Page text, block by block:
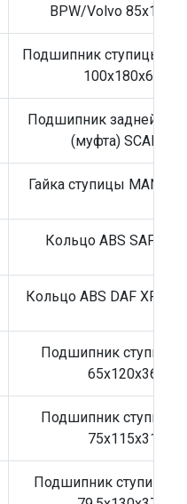
BPW/Volvo
Подшипник ступицы
100x180x63
Подшипник задней
(муфта) SCANIA
Гайка ступицы MAN
Кольцо ABS SAF
Кольцо ABS DAF XF95/
Подшипник ступицы
65x120x36
Подшипник ступицы
75x115x31
Подшипник ступицы